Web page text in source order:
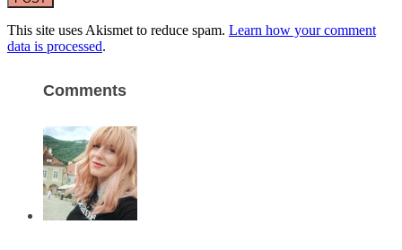
This site uses Akismet to reduce spam. Learn how your comment
data is processed.
Comments